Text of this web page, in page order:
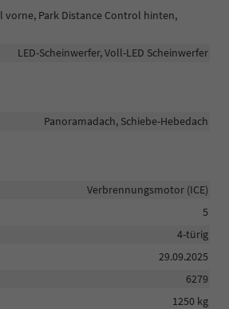
vorne, Park Distance Control hinten,
LED-Scheinwerfer, Voll-LED Scheinwerfer
Panoramadach, Schiebe-Hebedach
Verbrennungsmotor (ICE)
5
4-türig
29.09.2025
6279
1250 kg